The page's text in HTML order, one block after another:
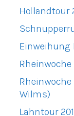
Hollandtour
Einweihung
Rheinwoche
Wilms)
Lahntour